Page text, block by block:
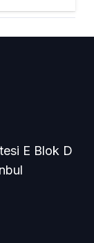
E Blok D